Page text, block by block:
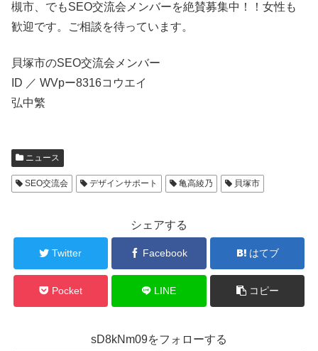
槻市、でもSEO交流会メンバーを絶賛募集中！！女性も
歓迎です。ご相談を待っています。
貝塚市のSEO交流会メンバー
ID ／ WVpー8316コウエイ
弘中繁
ニュース
SEO交流会 デザインサポート 亀高綾乃 貝塚市
シェアする
Twitter Facebook はてブ
Pocket LINE コピー
sD8kNm09をフォローする